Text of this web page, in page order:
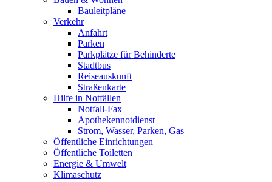
Bauleitpläne
Verkehr
Anfahrt
Parken
Parkplätze für Behinderte
Stadtbus
Reiseauskunft
Straßenkarte
Hilfe in Notfällen
Notfall-Fax
Apothekennotdienst
Strom, Wasser, Parken, Gas
Öffentliche Einrichtungen
Öffentliche Toiletten
Energie & Umwelt
Klimaschutz